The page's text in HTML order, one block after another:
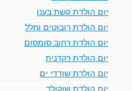
יום הולדת קשת בענן
יום הולדת רובוטים וחלל
יום הולדת רחוב סומסום
יום הולדת רקדנית
יום הולדת שודדי ים
יום הולדת שוקולד